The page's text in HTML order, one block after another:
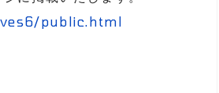
public.html